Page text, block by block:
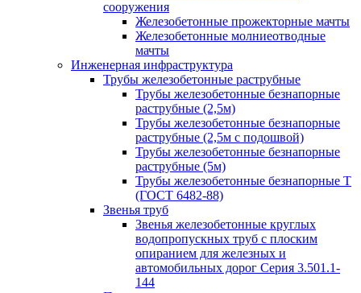
сооружения
Железобетонные прожекторные мачты
Железобетонные молниеотводные
мачты
Инженерная инфраструктура
Трубы железобетонные раструбные
Трубы железобетонные безнапорные
раструбные (2,5м)
Трубы железобетонные безнапорные
раструбные (2,5м с подошвой)
Трубы железобетонные безнапорные
раструбные (5м)
Трубы железобетонные безнапорные Т
(ГОСТ 6482-88)
Звенья труб
Звенья железобетонные круглых
водопропускных труб с плоским
опиранием для железных и
автомобильных дорог Серия 3.501.1-
144